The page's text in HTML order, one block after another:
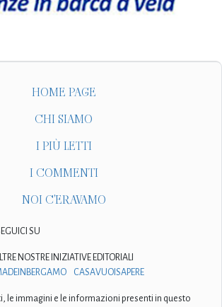
HOME PAGE
CHI SIAMO
I PIÙ LETTI
I COMMENTI
NOI C'ERAVAMO
SU
NOSTRE INIZIATIVE EDITORIALI
CASAVUOISAPERE
le immagini e le informazioni presenti in questo